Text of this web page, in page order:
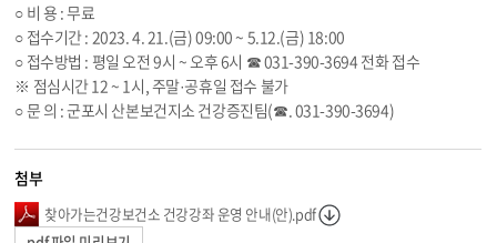
○ 비 용 : 무료
○ 접수기간 : 2023. 4. 21.(금) 09:00 ~ 5.12.(금) 18:00
○ 접수방법 : 평일 오전 9시 ~ 오후 6시 ☎ 031-390-3694 전화 접수
※ 점심시간 12 ~ 1시, 주말·공휴일 접수 불가
○ 문 의 : 군포시 산본보건지소 건강증진팀(☎. 031-390-3694)
첨부
찾아가는건강보건소 건강강좌 운영 안내(안).pdf